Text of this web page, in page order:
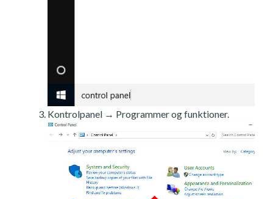
Kontrolpanel → Programmer og funktioner.